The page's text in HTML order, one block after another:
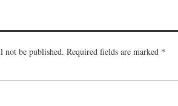
not be published. Required fields are marked *